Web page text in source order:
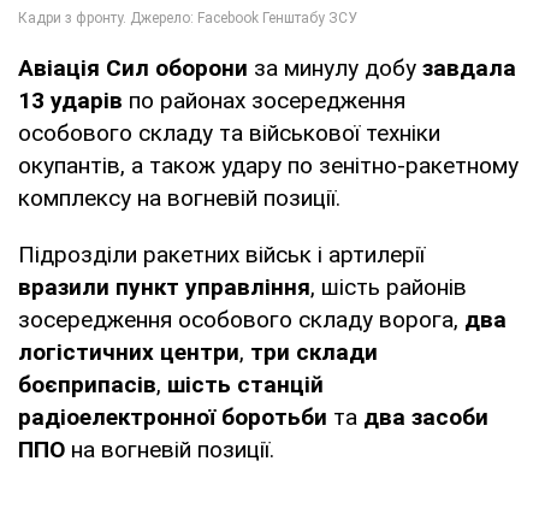
Авіація Сил оборони за минулу добу завдала
13 ударів по районах зосередження
особового складу та військової техніки
окупантів, а також удару по зенітно-ракетному
комплексу на вогневій позиції.
Підрозділи ракетних військ і артилерії
вразили пункт управління, шість районів
зосередження особового складу ворога, два
логістичних центри, три склади
боєприпасів, шість станцій
радіоелектронної боротьби та два засоби
ППО на вогневій позиції.